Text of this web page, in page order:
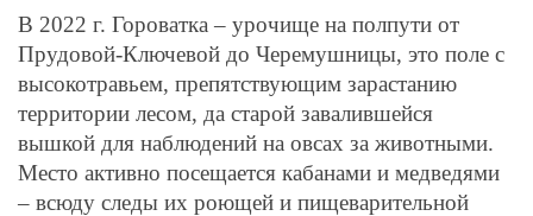
В 2022 г. Гороватка – урочище на полпути от
Прудовой-Ключевой до Черемушницы, это поле с
высокотравьем, препятствующим зарастанию
территории лесом, да старой завалившейся
вышкой для наблюдений на овсах за животными.
Место активно посещается кабанами и медведями
– всюду следы их роющей и пищеварительной